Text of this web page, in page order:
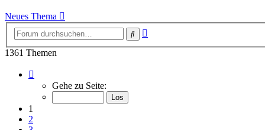
Neues Thema
Suche
1361 Themen
von
Gehe zu Seite:
1
2